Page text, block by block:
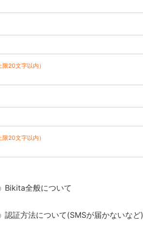
限20文字以内）
限20文字以内）
Bikita全般について
認証方法について(SMSが届かないなど)